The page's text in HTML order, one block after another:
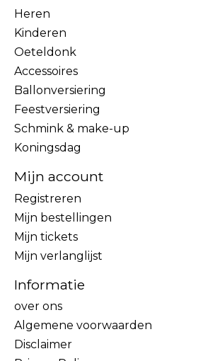
Heren
Kinderen
Oeteldonk
Accessoires
Ballonversiering
Feestversiering
Schmink & make-up
Koningsdag
Mijn account
Registreren
Mijn bestellingen
Mijn tickets
Mijn verlanglijst
Informatie
over ons
Algemene voorwaarden
Disclaimer